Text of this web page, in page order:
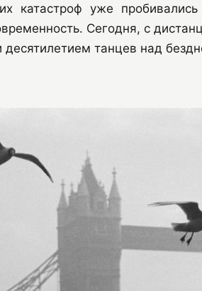
катастроф уже
Сегодня, с
танцев над